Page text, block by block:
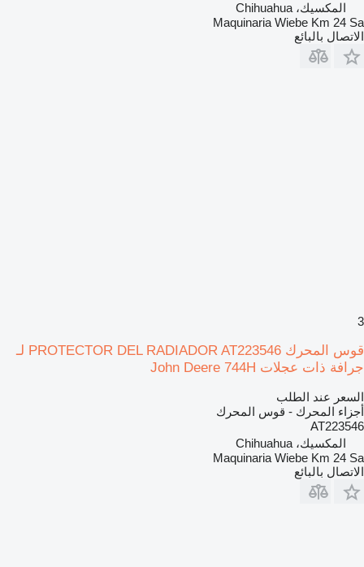
المكسيك، Chihuahua
Maquinaria Wiebe Km 24 Sa
الاتصال بالبائع
3
قوس المحرك PROTECTOR DEL RADIADOR AT223546 لـ
جرافة ذات عجلات John Deere 744H
السعر عند الطلب
أجزاء المحرك - قوس المحرك
AT223546
المكسيك، Chihuahua
Maquinaria Wiebe Km 24 Sa
الاتصال بالبائع